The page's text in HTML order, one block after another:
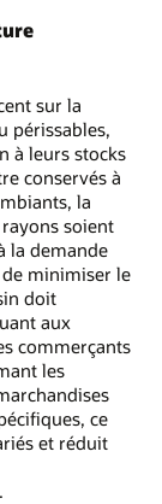
sur la
périssables,
à leurs stocks
conservés à
la
soient
la demande
minimiser le
doit
aux
commerçants
les
ce
et réduit